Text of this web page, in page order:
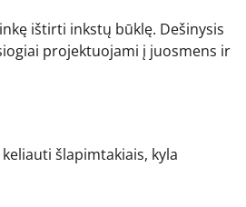
ištirti inkstų būklę. Dešinysis
projektuojami į juosmens ir
šlapimtakiais, kyla